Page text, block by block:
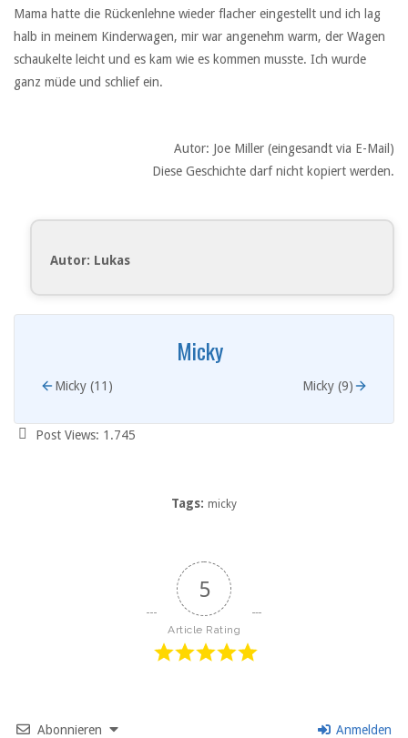
Mama hatte die Rückenlehne wieder flacher eingestellt und ich lag
halb in meinem Kinderwagen, mir war angenehm warm, der Wagen
schaukelte leicht und es kam wie es kommen musste. Ich wurde
ganz müde und schlief ein.
Autor: Joe Miller (eingesandt via E-Mail)
Diese Geschichte darf nicht kopiert werden.
Autor: Lukas
Micky
Micky (11) Micky (9)
Post Views: 1.745
Tags: micky
5
Article Rating
Abonnieren Anmelden